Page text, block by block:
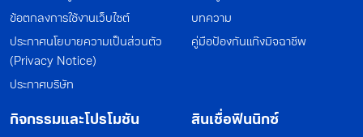
ข้อตกลงการใช้งานเว็บไซต์
ประกาศนโยบายความเป็นส่วนตัว
(Privacy Notice)
ประกาศบริษัท
บทความ
คู่มือป้องกันแก๊งมิจฉาชีพ
กิจกรรมและโปรโมชัน สินเชื่อฟินนิกซ์